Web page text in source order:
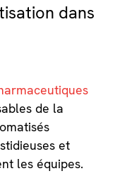
dans
de la
et
les équipes.